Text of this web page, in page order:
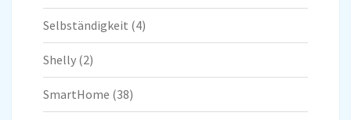
Selbständigkeit (4)
Shelly (2)
SmartHome (38)